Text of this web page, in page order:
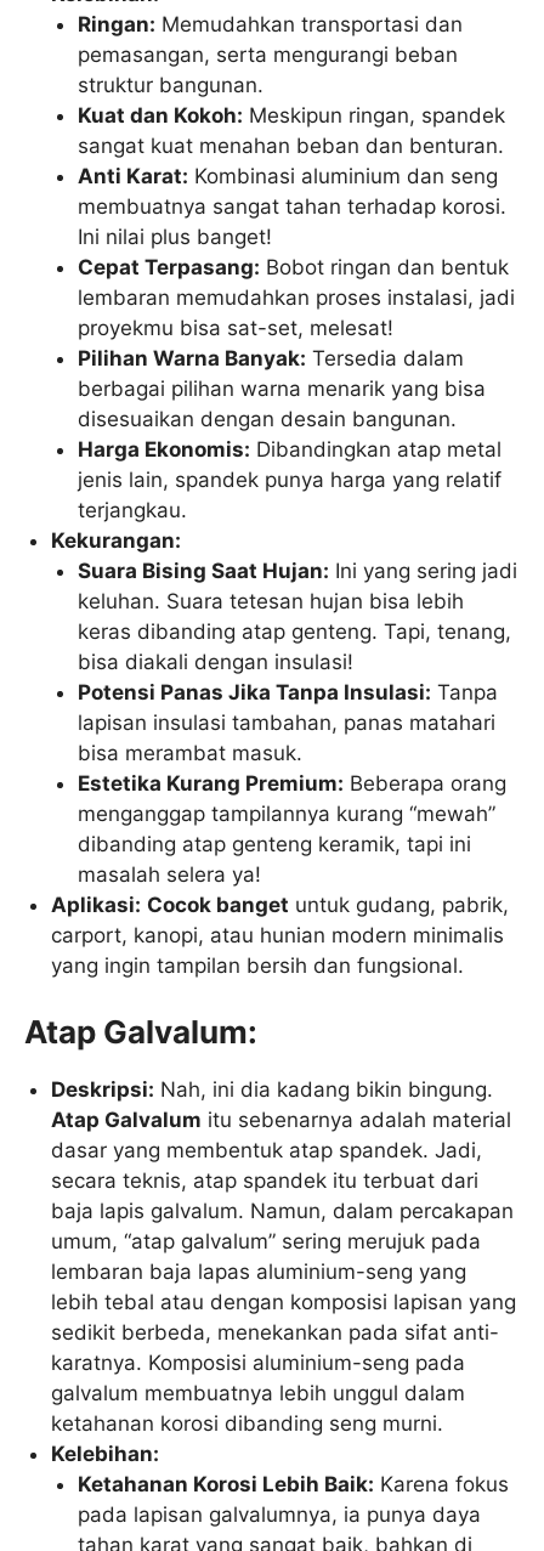
Ringan: Memudahkan transportasi dan
pemasangan, serta mengurangi beban
struktur bangunan.
Kuat dan Kokoh: Meskipun ringan, spandek
sangat kuat menahan beban dan benturan.
Anti Karat: Kombinasi aluminium dan seng
membuatnya sangat tahan terhadap korosi.
Ini nilai plus banget!
Cepat Terpasang: Bobot ringan dan bentuk
lembaran memudahkan proses instalasi, jadi
proyekmu bisa sat-set, melesat!
Pilihan Warna Banyak: Tersedia dalam
berbagai pilihan warna menarik yang bisa
disesuaikan dengan desain bangunan.
Harga Ekonomis: Dibandingkan atap metal
jenis lain, spandek punya harga yang relatif
terjangkau.
Kekurangan:
Suara Bising Saat Hujan: Ini yang sering jadi
keluhan. Suara tetesan hujan bisa lebih
keras dibanding atap genteng. Tapi, tenang,
bisa diakali dengan insulasi!
Potensi Panas Jika Tanpa Insulasi: Tanpa
lapisan insulasi tambahan, panas matahari
bisa merambat masuk.
Estetika Kurang Premium: Beberapa orang
menganggap tampilannya kurang “mewah”
dibanding atap genteng keramik, tapi ini
masalah selera ya!
Aplikasi: Cocok banget untuk gudang, pabrik,
carport, kanopi, atau hunian modern minimalis
yang ingin tampilan bersih dan fungsional.
Atap Galvalum:
Deskripsi: Nah, ini dia kadang bikin bingung.
Atap Galvalum itu sebenarnya adalah material
dasar yang membentuk atap spandek. Jadi,
secara teknis, atap spandek itu terbuat dari
baja lapis galvalum. Namun, dalam percakapan
umum, “atap galvalum” sering merujuk pada
lembaran baja lapas aluminium-seng yang
lebih tebal atau dengan komposisi lapisan yang
sedikit berbeda, menekankan pada sifat anti-
karatnya. Komposisi aluminium-seng pada
galvalum membuatnya lebih unggul dalam
ketahanan korosi dibanding seng murni.
Kelebihan:
Ketahanan Korosi Lebih Baik: Karena fokus
pada lapisan galvalumnya, ia punya daya
tahan karat yang sangat baik, bahkan di